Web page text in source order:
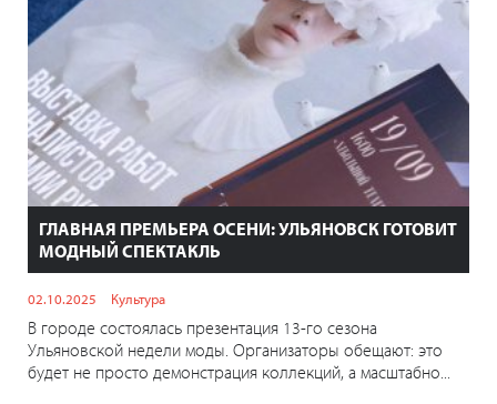
ГЛАВНАЯ ПРЕМЬЕРА ОСЕНИ: УЛЬЯНОВСК ГОТОВИТ
МОДНЫЙ СПЕКТАКЛЬ
02.10.2025 Культура
В городе состоялась презентация 13-го сезона
Ульяновской недели моды. Организаторы обещают: это
будет не просто демонстрация коллекций, а масштабно...